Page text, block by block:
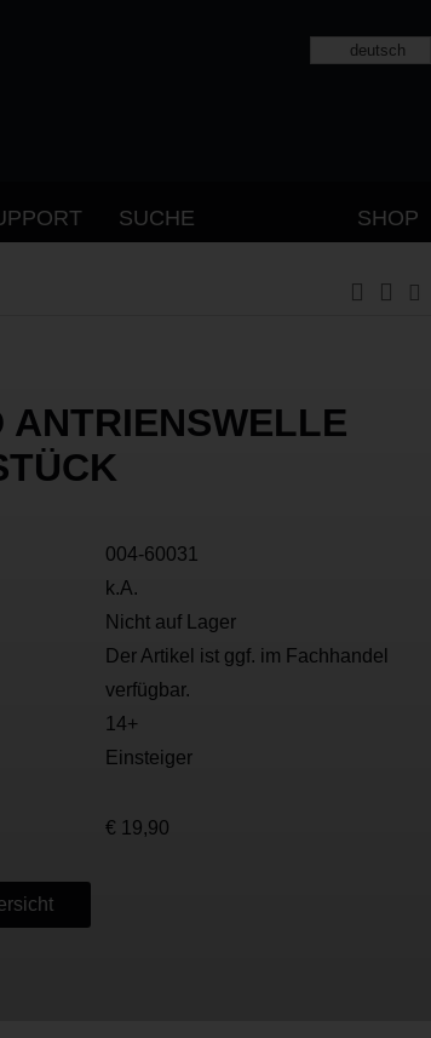
deutsch
SUCHE SHOP
ANTRIENSWELLE
004-60031
k.A.
Nicht auf Lager
Der Artikel ist ggf. im Fachhandel
verfügbar.
14+
Einsteiger
€ 19,90